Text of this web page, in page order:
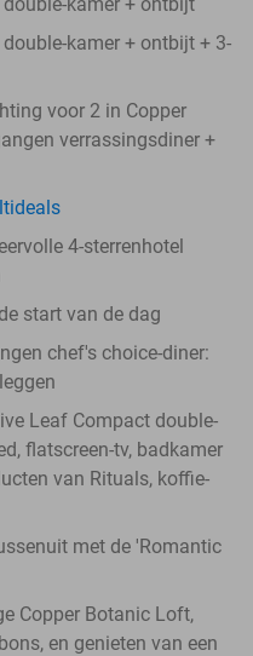
kamer + ontbijt + 3-
voor 2 in Copper
verrassingsdiner +
4-sterrenhotel
start van de dag
chef's choice-diner:
Leaf Compact double-
flatscreen-tv, badkamer
van Rituals, koffie-
met de 'Romantic
Copper Botanic Loft,
en genieten van een